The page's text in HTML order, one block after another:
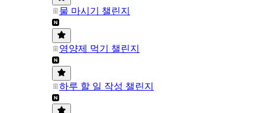
물 마시기 챌린지
영양제 먹기 챌린지
하루 할 일 작성 챌린지